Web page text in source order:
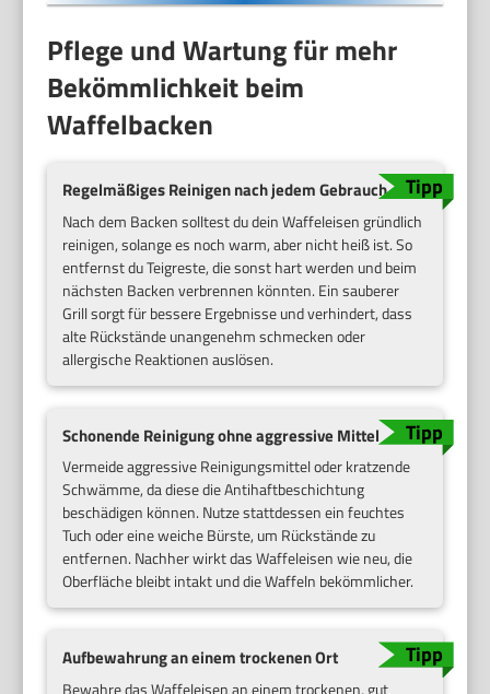
Pflege und Wartung für mehr
Bekömmlichkeit beim
Waffelbacken
Regelmäßiges Reinigen nach jedem Gebrauch
Nach dem Backen solltest du dein Waffeleisen gründlich
reinigen, solange es noch warm, aber nicht heiß ist. So
entfernst du Teigreste, die sonst hart werden und beim
nächsten Backen verbrennen könnten. Ein sauberer
Grill sorgt für bessere Ergebnisse und verhindert, dass
alte Rückstände unangenehm schmecken oder
allergische Reaktionen auslösen.
Schonende Reinigung ohne aggressive Mittel
Vermeide aggressive Reinigungsmittel oder kratzende
Schwämme, da diese die Antihaftbeschichtung
beschädigen können. Nutze stattdessen ein feuchtes
Tuch oder eine weiche Bürste, um Rückstände zu
entfernen. Nachher wirkt das Waffeleisen wie neu, die
Oberfläche bleibt intakt und die Waffeln bekömmlicher.
Aufbewahrung an einem trockenen Ort
Bewahre das Waffeleisen an einem trockenen, gut